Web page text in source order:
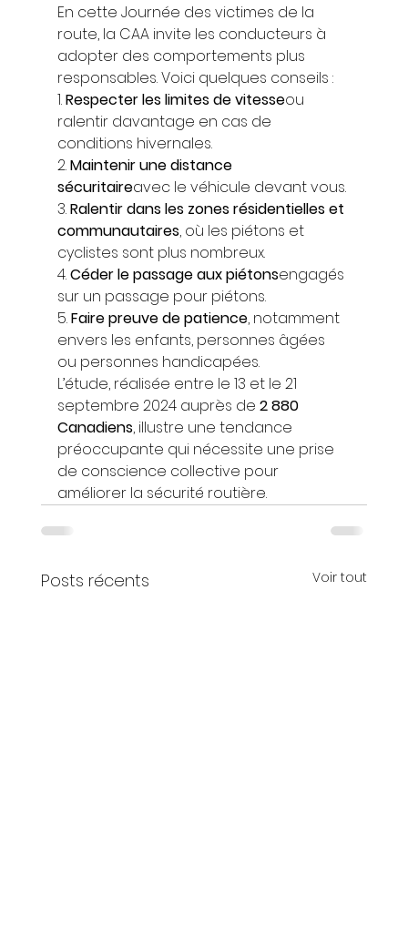
En cette Journée des victimes de la
route, la CAA invite les conducteurs à
adopter des comportements plus
responsables. Voici quelques conseils :
1. Respecter les limites de vitesseou
ralentir davantage en cas de
conditions hivernales.
2. Maintenir une distance
sécuritaireavec le véhicule devant vous.
3. Ralentir dans les zones résidentielles et
communautaires, où les piétons et
cyclistes sont plus nombreux.
4. Céder le passage aux piétonsengagés
sur un passage pour piétons.
5. Faire preuve de patience, notamment
envers les enfants, personnes âgées
ou personnes handicapées.
L’étude, réalisée entre le 13 et le 21
septembre 2024 auprès de 2 880
Canadiens, illustre une tendance
préoccupante qui nécessite une prise
de conscience collective pour
améliorer la sécurité routière.
Posts récents Voir tout